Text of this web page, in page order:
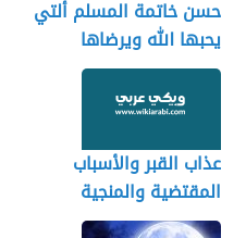
حسن خاتمة المسلم ألتي
يحبها الله ويرضاها
عذاب القبر والأسباب
المقتضية والمنجية